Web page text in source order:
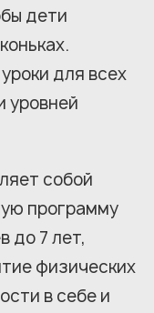
дети
для всех
уровней
собой
программу
до 7 лет,
физических
в себе и